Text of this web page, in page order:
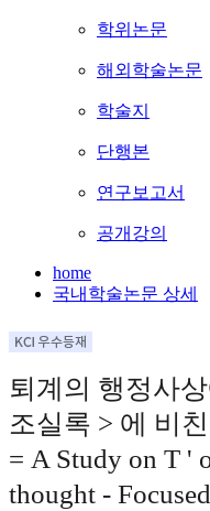
학위논문
해외학술논문
학술지
단행본
연구보고서
공개강의
home
국내학술논문 상세
퇴계의 행정사
조실록 > 에 비
= A Study on T '
thought -